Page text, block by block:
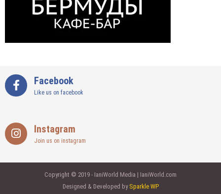
Facebook
Like us on facebook
Instagram
Join us on instagram
Copyright © 2019 - IaniWorld Media | IaniWorld.com
Designed & Developed by Sparkle WP